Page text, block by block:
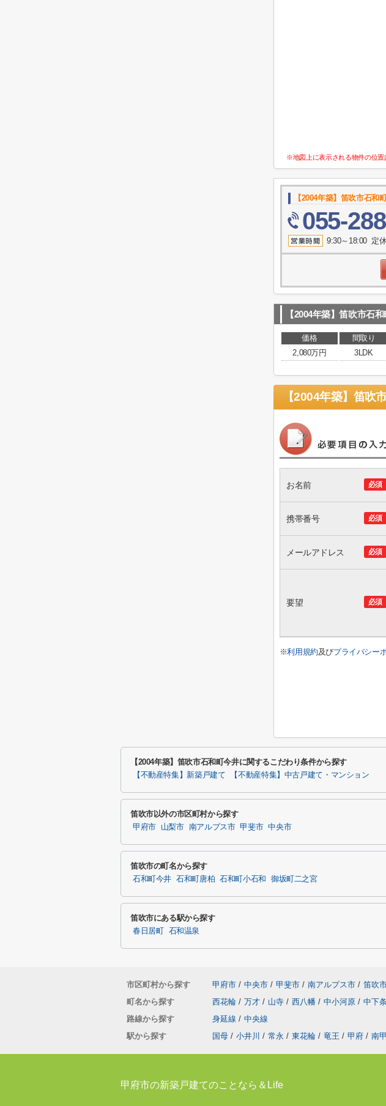
※地図上に表示される物件の位置
【2004年築】笛吹市石和
055-
9:30～18:00 定
【2004年築】笛吹市石
価格 間取り
2,080万円
3LDK
【2004年築】笛吹
必須
お名前
必須
携帯番号
必須
メールアドレス
必須
要望
※利用規約及びプライバシー
【2004年築】笛吹市石和町今井に関するこだわり条件から探す
【不動産特集】新築戸建て 【不動産特集】中古戸建て・マンション
笛吹市以外の市区町村から探す
甲府市 山梨市 南アルプス市 甲斐市 中央市
笛吹市の町名から探す
石和町今井 石和町唐柏 石和町小石和 御坂町二之宮
笛吹市にある駅から探す
春日居町 石和温泉
市区町村から探す 甲府市 / 中央市 / 甲斐市 / 南アルプス市 / 笛吹
町名から探す
西花輪 / 万才 / 山寺 / 西八幡 / 中小河原 / 中下
路線から探す
身延線 / 中央線
駅から探す
国母 / 小井川 / 常永 / 東花輪 / 竜王 / 甲府 / 南
甲府市の新築戸建てのことなら＆Life